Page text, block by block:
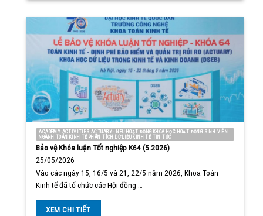
ACADEMY ACTIVITIES ACTUARY - NEU HOẠT ĐỘNG KHOA HỌC HOẠT ĐỘNG SINH VIÊN
NGÀNH TOÁN KINH TẾ PHÂN TÍCH DỮ LIỆU KINH TẾ TIN TỨC
Bảo vệ Khóa luận Tốt nghiệp K64 (5.2026)
25/05/2026
Vào các ngày 15, 16/5 và 21, 22/5 năm 2026, Khoa Toán
Kinh tế đã tổ chức các Hội đồng …
XEM CHI TIẾT